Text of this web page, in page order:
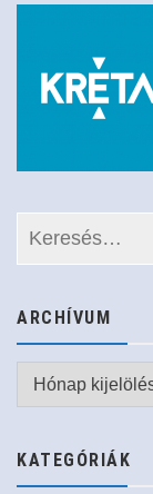
ARCHÍVUM
Archívum
KATEGÓRIÁK